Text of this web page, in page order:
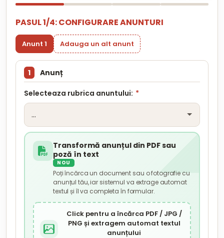
PASUL 1/4: CONFIGURARE ANUNTURI
Anunt 1 Adauga un alt anunt
1 Anunț
Selecteaza rubrica anuntului: *
Transformă anunțul din PDF sau
poză în text
NOU
Poți încărca un document sau o fotografie cu
anunțul tău, iar sistemul va extrage automat
textul și îl va completa în formular.
Click pentru a încărca PDF / JPG /
PNG și extragem automat textul
anunțului